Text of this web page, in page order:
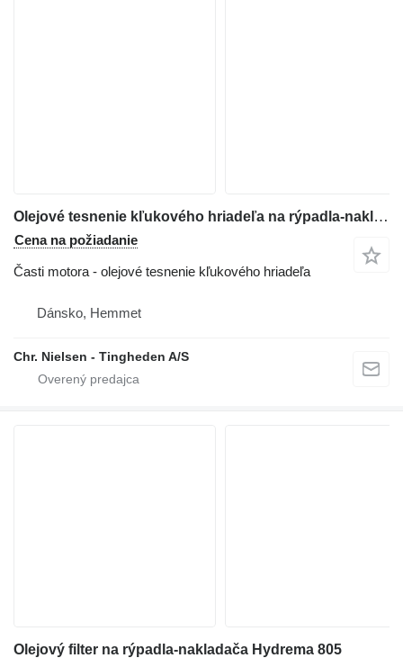
Olejové tesnenie kľukového hriadeľa na rýpadla-nakladača Hydrema 805
Cena na požiadanie
Časti motora - olejové tesnenie kľukového hriadeľa
Dánsko, Hemmet
Chr. Nielsen - Tingheden A/S
Olejový filter na rýpadla-nakladača Hydrema 805